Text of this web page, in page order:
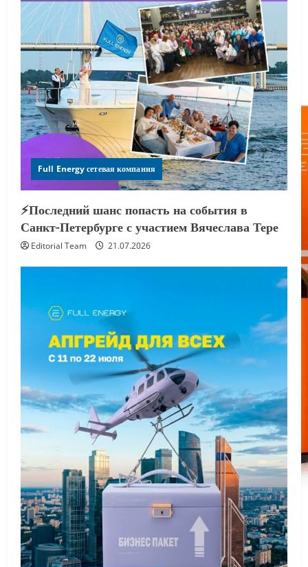
Full Energy сетевая компания
⚡️Последний шанс попасть на события в
Санкт-Петербурге с участием Вячеслава Тере
Editorial Team 21.07.2026